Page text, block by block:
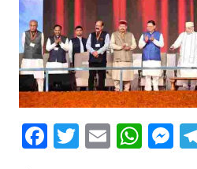
F T E W M